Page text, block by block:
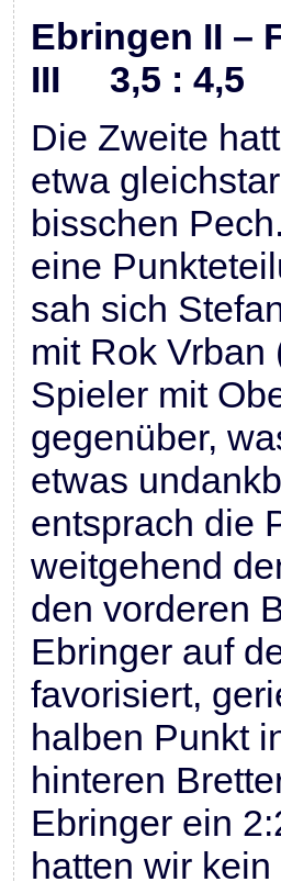
Ebringen II –
III 3,5 : 4,5
Die Zweite
etwa
bisschen
eine
sah sich
mit Rok Vrban
Spieler mit
gegenüber,
etwas
entsprach die
weitgehend
den vorderen
Ebringer auf
favorisiert,
halben Punkt
hinteren
Ebringer ein
hatten wir